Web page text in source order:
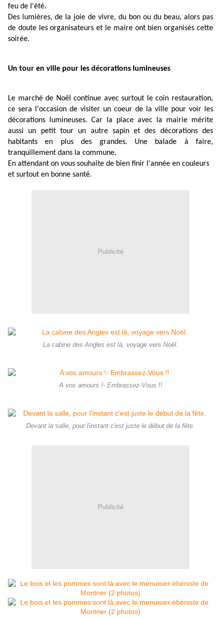
feu de l'été.
Des lumières, de la joie de vivre, du bon ou du beau, alors pas
de doute les organisateurs et le maire ont bien organisés cette
soirée.
Un tour en ville pour les décorations lumineuses
Le marché de Noël continue avec surtout le coin restauration,
ce sera l'occasion de visiter un coeur de la ville pour voir les
décorations lumineuses. Car la place avec la mairie mérite
aussi un petit tour un autre sapin et des décorations des
habitants en plus des grandes. Une balade à faire,
tranquillement dans la commune.
En attendant on vous souhaite de bien finir l'année en couleurs
et surtout en bonne santé.
Publicité
La cabine des Angles est là, voyage vers Noël.
A vos amours !- Embrassez-Vous !!
Devant la salle, pour l'instant c'est juste le début de la fête.
Publicité